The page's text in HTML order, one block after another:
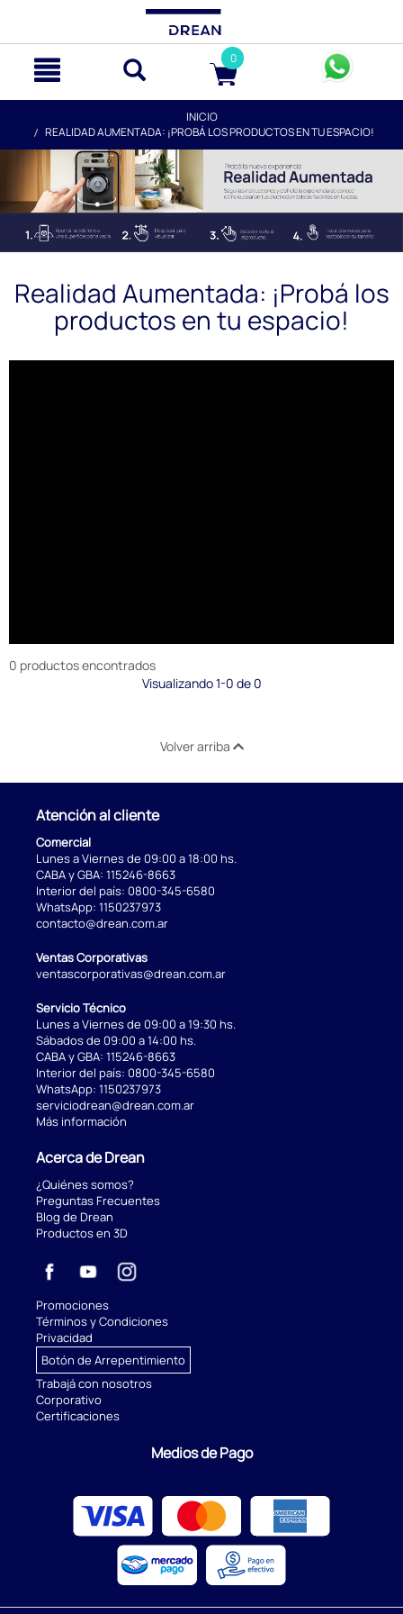
0
INICIO
REALIDAD AUMENTADA: ¡PROBÁ LOS PRODUCTOS EN TU ESPACIO!
Realidad Aumentada: ¡Probá los
productos en tu espacio!
0 productos encontrados
Visualizando 1-0 de 0
Volver arriba
Atención al cliente
Comercial
Lunes a Viernes de 09:00 a 18:00 hs.
CABA y GBA: 115246-8663
Interior del país: 0800-345-6580
WhatsApp: 1150237973
contacto@drean.com.ar
Ventas Corporativas
ventascorporativas@drean.com.ar
Servicio Técnico
Lunes a Viernes de 09:00 a 19:30 hs.
Sábados de 09:00 a 14:00 hs.
CABA y GBA: 115246-8663
Interior del país: 0800-345-6580
WhatsApp: 1150237973
serviciodrean@drean.com.ar
Más información
Acerca de Drean
¿Quiénes somos?
Preguntas Frecuentes
Blog de Drean
Productos en 3D
Promociones
Términos y Condiciones
Privacidad
Botón de Arrepentimiento
Trabajá con nosotros
Corporativo
Certificaciones
Medios de Pago